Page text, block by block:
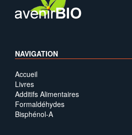
NAVIGATION
Accueil
Livres
Additifs Alimentaires
Formaldéhydes
Bisphénol-A